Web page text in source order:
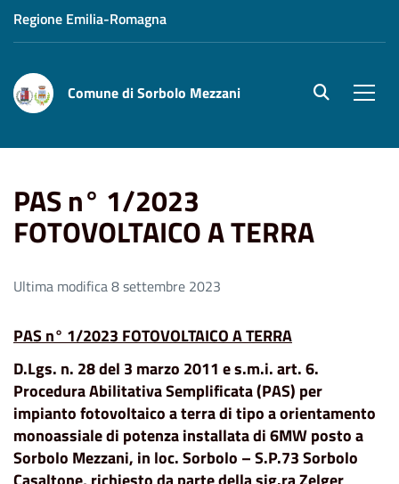
Regione Emilia-Romagna
Comune di Sorbolo Mezzani site.searc
PAS n° 1/2023
FOTOVOLTAICO A TERRA
Ultima modifica 8 settembre 2023
PAS n° 1/2023 FOTOVOLTAICO A TERRA
D.Lgs. n. 28 del 3 marzo 2011 e s.m.i. art. 6.
Procedura Abilitativa Semplificata (PAS) per
impianto fotovoltaico a terra di tipo a orientamento
monoassiale di potenza installata di 6MW posto a
Sorbolo Mezzani, in loc. Sorbolo – S.P.73 Sorbolo